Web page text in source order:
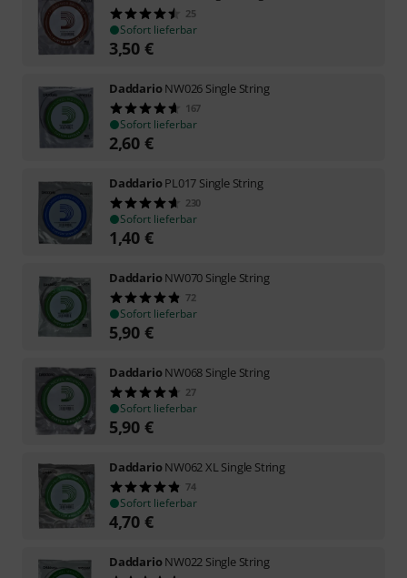
25
Sofort lieferbar
3,50 €
DaddarioNW026 Single String
167
Sofort lieferbar
2,60 €
DaddarioPL017 Single String
230
Sofort lieferbar
1,40 €
DaddarioNW070 Single String
72
Sofort lieferbar
5,90 €
DaddarioNW068 Single String
27
Sofort lieferbar
5,90 €
DaddarioNW062 XL Single String
74
Sofort lieferbar
4,70 €
DaddarioNW022 Single String